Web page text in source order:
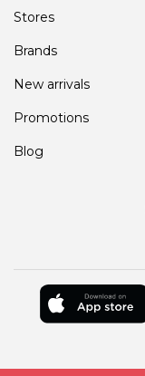
Stores
Brands
New arrivals
Promotions
Blog